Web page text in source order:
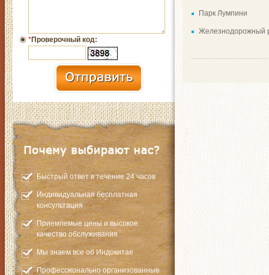
*Проверочный код:
Быстрый ответ в течение 24 часов
Индивидуальная бесплатная
консультация
Приемлемые цены и высокое
качество обслуживания
Мы знаем все об Индокитае
Профессионально организованные
Парк Лумпини
Железнодорожный